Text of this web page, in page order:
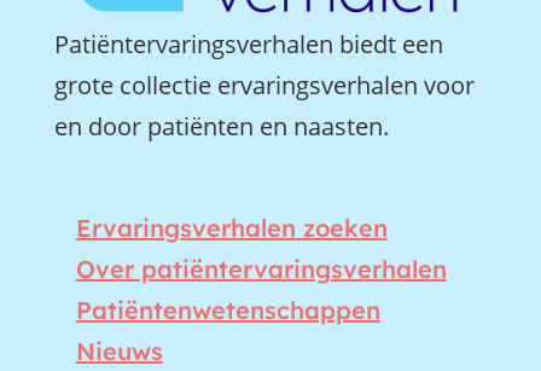
Patiëntervaringsverhalen biedt een
grote collectie ervaringsverhalen voor
en door patiënten en naasten.
Ervaringsverhalen zoeken
Over patiëntervaringsverhalen
Patiëntenwetenschappen
Nieuws